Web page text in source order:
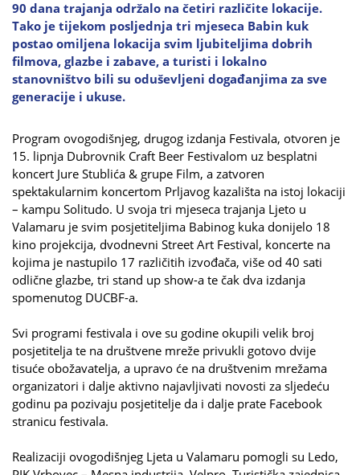
90 dana trajanja održalo na četiri različite lokacije.
Tako je tijekom posljednja tri mjeseca Babin kuk
postao omiljena lokacija svim ljubiteljima dobrih
filmova, glazbe i zabave, a turisti i lokalno
stanovništvo bili su oduševljeni događanjima za sve
generacije i ukuse.
Program ovogodišnjeg, drugog izdanja Festivala, otvoren je
15. lipnja Dubrovnik Craft Beer Festivalom uz besplatni
koncert Jure Stublića & grupe Film, a zatvoren
spektakularnim koncertom Prljavog kazališta na istoj lokaciji
– kampu Solitudo. U svoja tri mjeseca trajanja Ljeto u
Valamaru je svim posjetiteljima Babinog kuka donijelo 18
kino projekcija, dvodnevni Street Art Festival, koncerte na
kojima je nastupilo 17 različitih izvođača, više od 40 sati
odlične glazbe, tri stand up show-a te čak dva izdanja
spomenutog DUCBF-a.
Svi programi festivala i ove su godine okupili velik broj
posjetitelja te na društvene mreže privukli gotovo dvije
tisuće obožavatelja, a upravo će na društvenim mrežama
organizatori i dalje aktivno najavljivati novosti za sljedeću
godinu pa pozivaju posjetitelje da i dalje prate Facebook
stranicu festivala.
Realizaciji ovogodišnjeg Ljeta u Valamaru pomogli su Ledo,